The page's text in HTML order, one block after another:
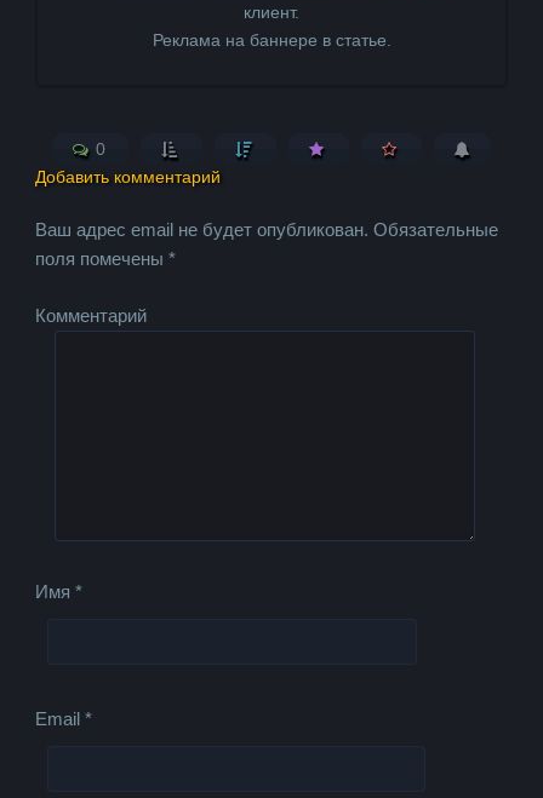
клиент.
Реклама на баннере в статье.
0
Добавить комментарий
Ваш адрес email не будет опубликован. Обязательные
поля помечены*
Комментарий
Имя*
Email*